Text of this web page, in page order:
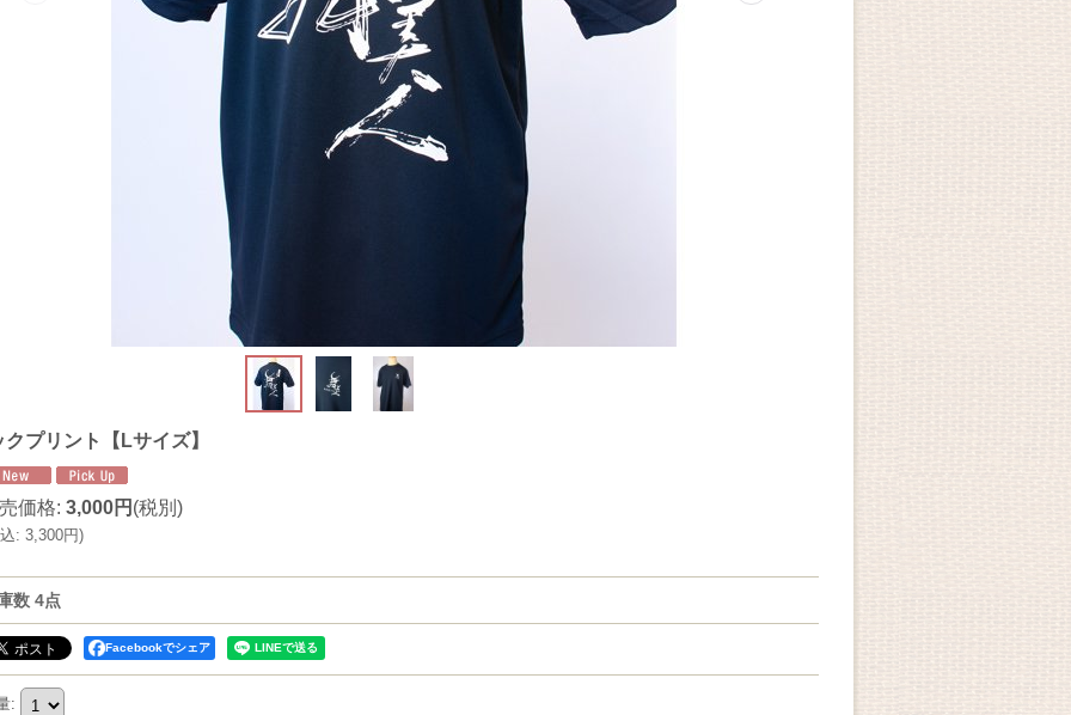
クプリント【Lサイズ】
価格: 3,000円 (税別)
: 3,300円)
数 4点
Facebookでシェア
: